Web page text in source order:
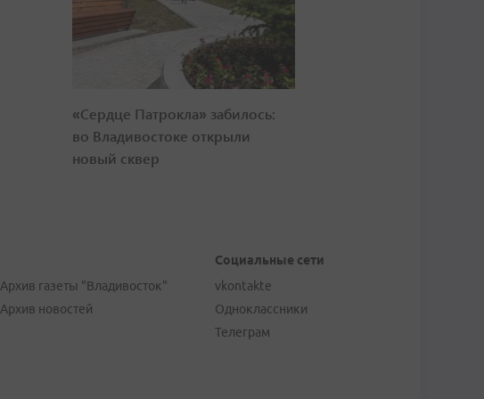
«Сердце Патрокла» забилось:
во Владивостоке открыли
новый сквер
Архив газеты "Владивосток"
Архив новостей
Социальные сети
vkontakte
Одноклассники
Телеграм